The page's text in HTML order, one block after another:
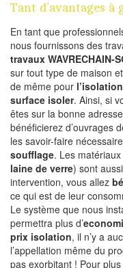
Tant d’avantages à
En tant que
nous fournissons des
travaux WAVRECHAIN-
sur tout type de maison
de même pour
surface isoler. Ainsi, si
êtes sur la bonne
bénéficierez d’ouvrages
les savoir-faire
soufflage. Les
laine de verre) sont
intervention, vous allez
ce qui est de leur
Le système que nous
permettra plus d’
prix isolation, il n’y a
l’appellation même du
pas exorbitant ! Pour plus